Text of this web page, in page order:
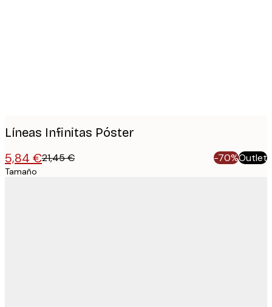
Líneas Infinitas Póster
5,84 €21,45 € -70%Outlet
Tamaño